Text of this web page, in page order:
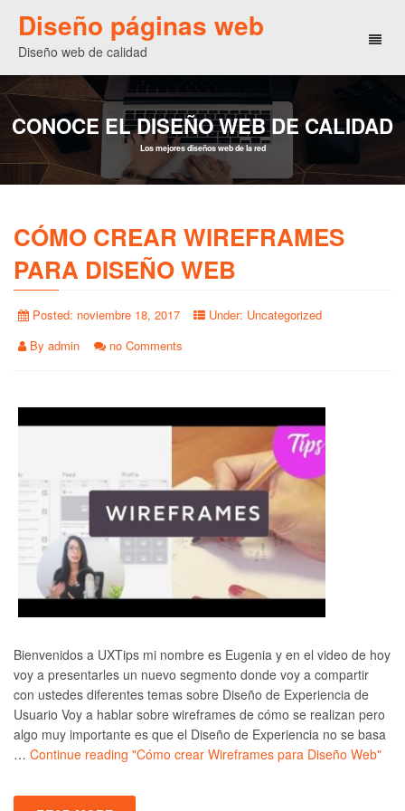
Diseño páginas web
Diseño web de calidad
CONOCE EL DISEÑO WEB DE CALIDAD
Los mejores diseños web de la red
CÓMO CREAR WIREFRAMES
PARA DISEÑO WEB
Posted: noviembre 18, 2017 Under: Uncategorized
By admin no Comments
Bienvenidos a UXTips mi nombre es Eugenia y en el video de hoy
voy a presentarles un nuevo segmento donde voy a compartir
con ustedes diferentes temas sobre Diseño de Experiencia de
Usuario Voy a hablar sobre wireframes de cómo se realizan pero
algo muy importante es que el Diseño de Experiencia no se basa
… Continue reading "Cómo crear Wireframes para Diseño Web"